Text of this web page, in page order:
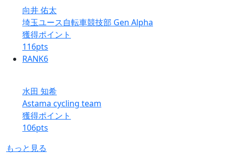
向井 佑太
埼玉ユース自転車競技部 Gen Alpha
獲得ポイント
116pts
RANK6
水田 知希
Astama cycling team
獲得ポイント
106pts
もっと見る